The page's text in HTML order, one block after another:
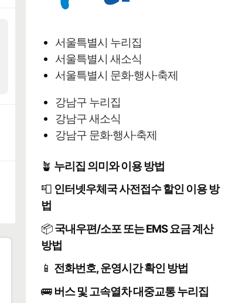
서울특별시 누리집
서울특별시 새소식
서울특별시 문화·행사·축제
강남구 누리집
강남구 새소식
강남구 문화·행사·축제
🪴 누리집 의미와 이용 방법
📮 인터넷우체국 사전접수 할인 이용 방
법
📦국내우편/소포 또는 EMS 요금 계산
방법
📱 전화번호, 운영시간 확인 방법
🚌버스 및 고속열차 대중교통 누리집